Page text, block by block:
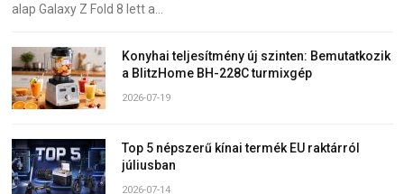
alap Galaxy Z Fold 8 lett a…
Konyhai teljesítmény új szinten: Bemutatkozik
a BlitzHome BH-228C turmixgép
2026-07-19
Top 5 népszerű kínai termék EU raktárról
júliusban
2026-07-14